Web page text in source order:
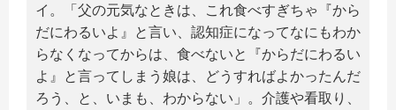
イ。「父の元気なときは、これ食べすぎちゃ『から
だにわるいよ』と言い、認知症になってなにもわか
らなくなってからは、食べないと『からだにわるい
よ』と言ってしまう娘は、どうすればよかったんだ
ろう、と、いまも、わからない」。介護や看取り、